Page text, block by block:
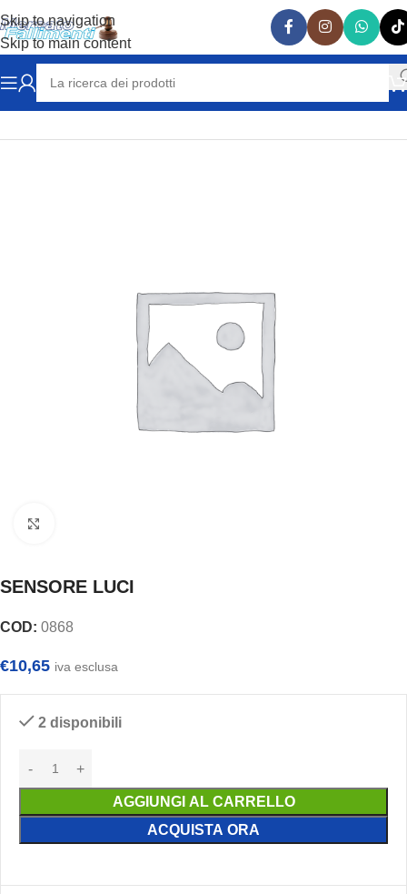
Skip to navigation
Skip to main content
Home RICAMBI AUTO LAMBORGHINI
SENSORE LUCI
COD: 0868
€10,65 iva esclusa
2 disponibili
AGGIUNGI AL CARRELLO
ACQUISTA ORA